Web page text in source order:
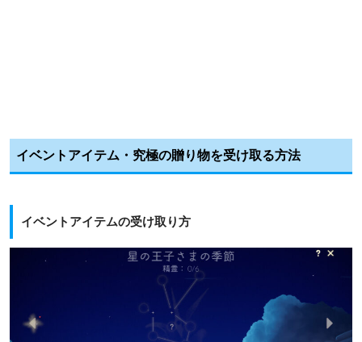
イベントアイテム・究極の贈り物を受け取る方法
イベントアイテムの受け取り方